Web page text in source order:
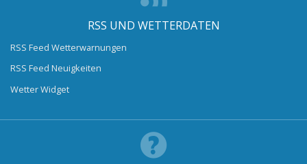
RSS UND WETTERDATEN
RSS Feed Wetterwarnungen
RSS Feed Neuigkeiten
Wetter Widget